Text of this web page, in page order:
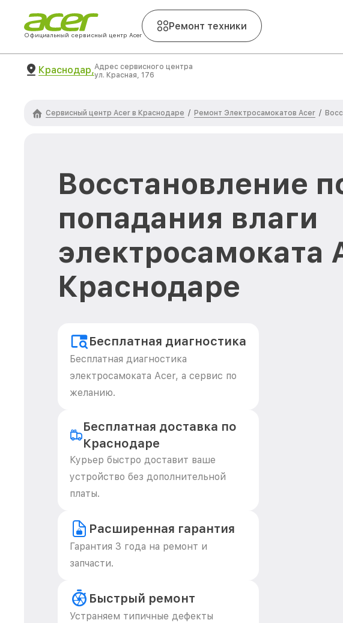
Официальный сервисный центр Acer
Ремонт техники
Краснодар,Адрес сервисного центра
ул. Красная, 176
Сервисный центр Acer в Краснодаре / Ремонт Электросамокатов Acer /
Восстановление
попадания влаги
электросамоката
Краснодаре
Бесплатная диагностика
Бесплатная диагностика
электросамоката Acer, а сервис по
желанию.
Бесплатная доставка по
Краснодаре
Курьер быстро доставит ваше
устройство без дополнительной
платы.
Расширенная гарантия
Гарантия 3 года на ремонт и
запчасти.
Быстрый ремонт
Устраняем типичные дефекты